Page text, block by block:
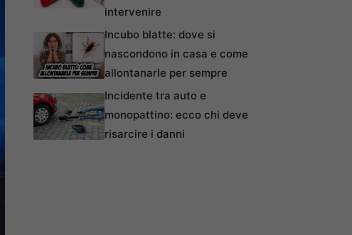
intervenire
Incubo blatte: dove si
nascondono in casa e come
allontanarle per sempre
Incidente tra auto e
monopattino: ecco chi deve
risarcire i danni